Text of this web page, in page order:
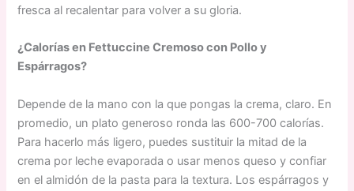
fresca al recalentar para volver a su gloria.
¿Calorías en Fettuccine Cremoso con Pollo y
Espárragos?
Depende de la mano con la que pongas la crema, claro. En
promedio, un plato generoso ronda las 600-700 calorías.
Para hacerlo más ligero, puedes sustituir la mitad de la
crema por leche evaporada o usar menos queso y confiar
en el almidón de la pasta para la textura. Los espárragos y